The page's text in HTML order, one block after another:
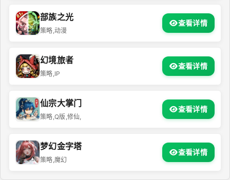
部族之光
策略,动漫
查看详情
幻境旅者
策略,IP
查看详情
仙宗大掌门
策略,Q版,修仙,
查看详情
梦幻金字塔
策略,魔幻
查看详情